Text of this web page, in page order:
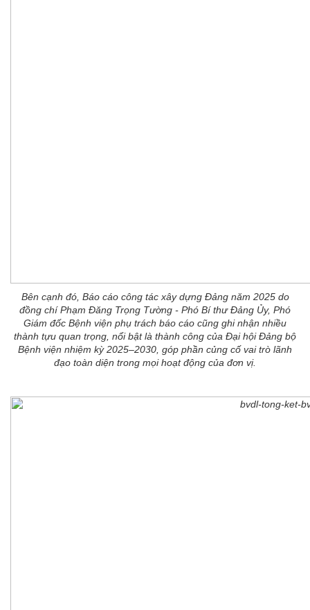
Bên cạnh đó, Báo cáo công tác xây dựng Đảng năm 2025 do
đồng chí Phạm Đăng Trọng Tường - Phó Bí thư Đảng Ủy, Phó
Giám đốc Bệnh viện phụ trách báo cáo cũng ghi nhận nhiều
thành tựu quan trọng, nổi bật là thành công của Đại hội Đảng bộ
Bệnh viện nhiệm kỳ 2025–2030, góp phần củng cố vai trò lãnh
đạo toàn diện trong mọi hoạt động của đơn vị.